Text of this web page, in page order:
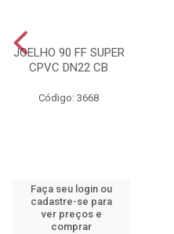
JOELHO 90 FF SUPER
CPVC DN22 CB
Código: 3668
Faça seu login ou
cadastre-se para
ver preços e
comprar